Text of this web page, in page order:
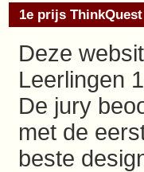
1e prijs
Deze
Leerlingen
De jury
met de
beste